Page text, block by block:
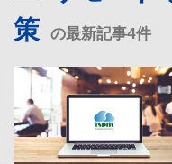
策 の最新記事4件